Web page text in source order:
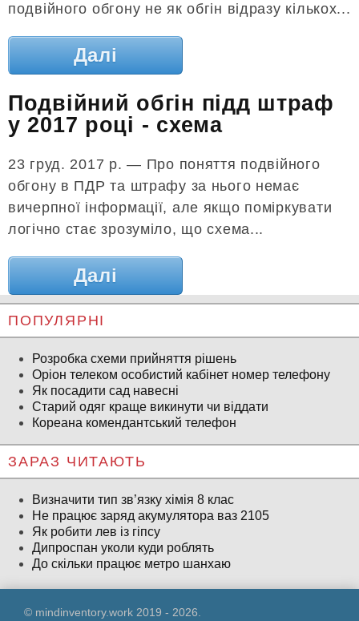
подвійного обгону не як обгін відразу кількох...
Далі
Подвійний обгін підд штраф
у 2017 році - схема
23 груд. 2017 р. — Про поняття подвійного
обгону в ПДР та штрафу за нього немає
вичерпної інформації, але якщо поміркувати
логічно стає зрозуміло, що схема...
Далі
ПОПУЛЯРНІ
Розробка схеми прийняття рішень
Оріон телеком особистий кабінет номер телефону
Як посадити сад навесні
Старий одяг краще викинути чи віддати
Кореана комендантський телефон
ЗАРАЗ ЧИТАЮТЬ
Визначити тип зв’язку хімія 8 клас
Не працює заряд акумулятора ваз 2105
Як робити лев із гіпсу
Дипроспан уколи куди роблять
До скільки працює метро шанхаю
© mindinventory.work 2019 - 2026.